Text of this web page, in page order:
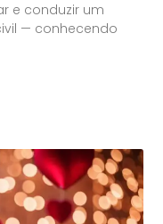
e conduzir um
— conhecendo